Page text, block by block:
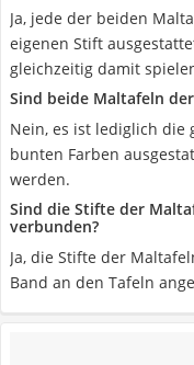
Ja, jede der beiden
eigenen Stift
gleichzeitig damit
Sind beide Maltafeln
Nein, es ist lediglich die
bunten Farben
werden.
Sind die Stifte der
verbunden?
Ja, die Stifte der
Band an den Tafeln